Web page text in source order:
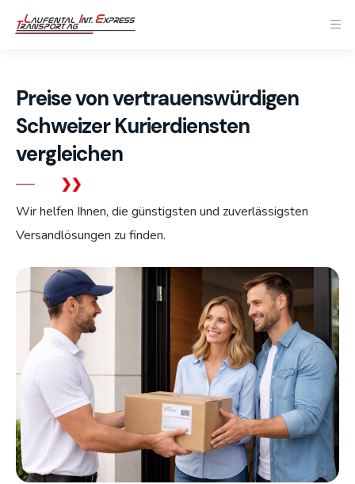
Preise von vertrauenswürdigen
Schweizer Kurierdiensten
vergleichen
Wir helfen Ihnen, die günstigsten und zuverlässigsten
Versandlösungen zu finden.